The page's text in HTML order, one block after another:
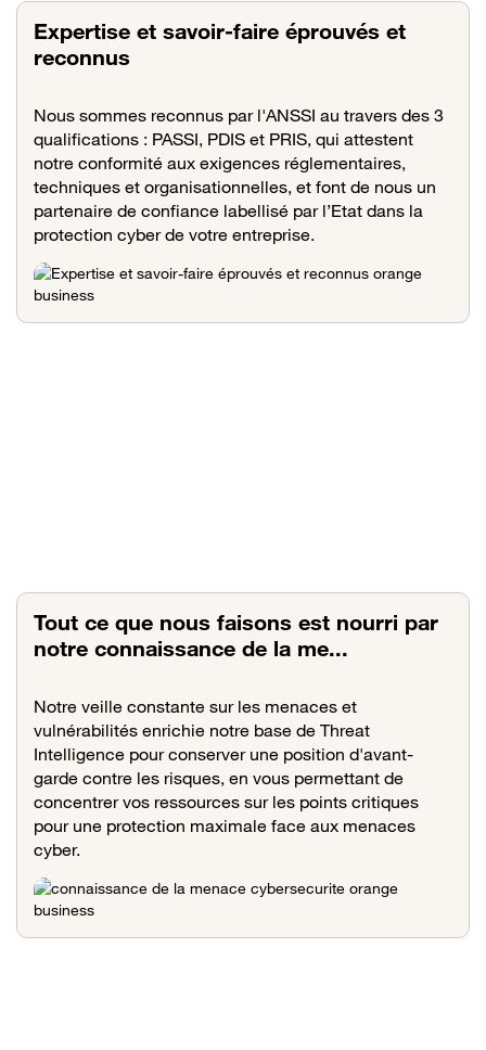
Expertise et savoir-faire éprouvés et
reconnus
Nous sommes reconnus par l'ANSSI au travers des 3
qualifications : PASSI, PDIS et PRIS, qui attestent
notre conformité aux exigences réglementaires,
techniques et organisationnelles, et font de nous un
partenaire de confiance labellisé par l’Etat dans la
protection cyber de votre entreprise.
Tout ce que nous faisons est nourri par
notre connaissance de la me...
Notre veille constante sur les menaces et
vulnérabilités enrichie notre base de Threat
Intelligence pour conserver une position d'avant-
garde contre les risques, en vous permettant de
concentrer vos ressources sur les points critiques
pour une protection maximale face aux menaces
cyber.